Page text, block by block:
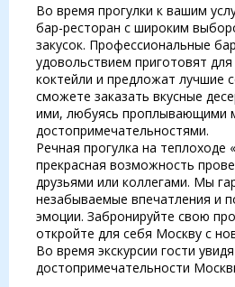
Во время прогулки к вашим
бар-ресторан с широким
закусок. Профессиональные
удовольствием приготовят
коктейли и предложат лучшие
сможете заказать вкусные
ими, любуясь проплывающими
достопримечательностями.
Речная прогулка на
прекрасная возможность
друзьями или коллегами. Мы
незабываемые впечатления и
эмоции. Забронируйте свою
откройте для себя Москву с
Во время экскурсии гости
достопримечательности